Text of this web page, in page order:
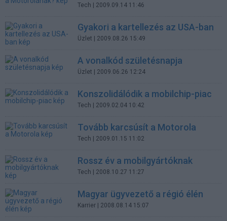
Tech | 2009.09.14 11:46
Gyakori a kartellezés az USA-ban
Üzlet | 2009.08.26 15:49
A vonalkód születésnapja
Üzlet | 2009.06.26 12:24
Konszolidálódik a mobilchip-piac
Tech | 2009.02.04 10:42
Tovább karcsúsít a Motorola
Tech | 2009.01.15 11:02
Rossz év a mobilgyártóknak
Tech | 2008.10.27 11:27
Magyar ügyvezető a régió élén
Karrier | 2008.08.14 15:07